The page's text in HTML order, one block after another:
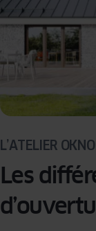
L’ATELIER
Les